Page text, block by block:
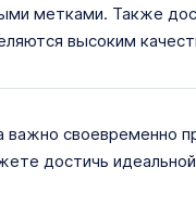
метками. Также
высоким
своевременно
достичь